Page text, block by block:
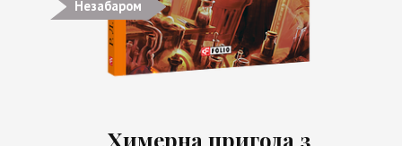
Незабаром
Химерна пригода з